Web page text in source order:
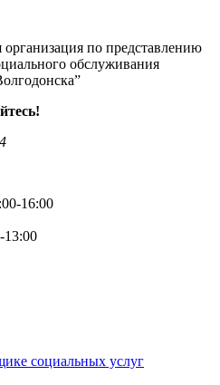
по представлению
обслуживания
16:00
13:00
социальных услуг